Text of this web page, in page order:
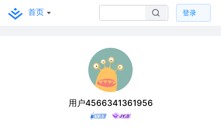
首页 登录
用户4566341361956